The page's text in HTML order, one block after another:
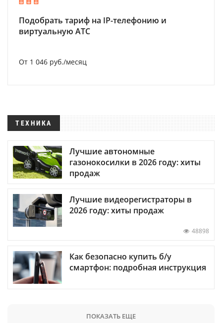
Подобрать тариф на IP-телефонию и
виртуальную АТС
От 1 046 руб./месяц
ТЕХНИКА
Лучшие автономные
газонокосилки в 2026 году: хиты
продаж
Лучшие видеорегистраторы в
2026 году: хиты продаж
48898
Как безопасно купить б/у
смартфон: подробная инструкция
ПОКАЗАТЬ ЕЩЕ